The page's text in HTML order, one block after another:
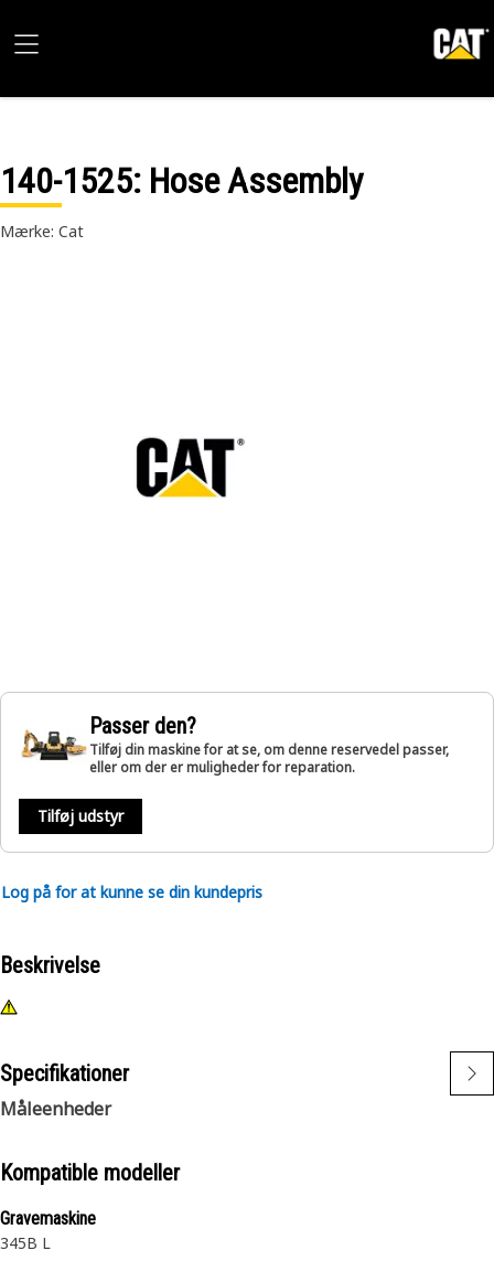
140-1525: Hose Assembly
Mærke: Cat
Passer den?
Tilføj din maskine for at se, om denne reservedel passer,
eller om der er muligheder for reparation.
Tilføj udstyr
Log på for at kunne se din kundepris
Beskrivelse
Specifikationer
Måleenheder
Kompatible modeller
Gravemaskine
345B L